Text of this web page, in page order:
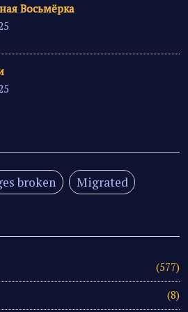
Восьмёрка
broken Migrated
(577)
(8)